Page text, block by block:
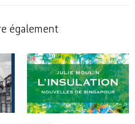
également